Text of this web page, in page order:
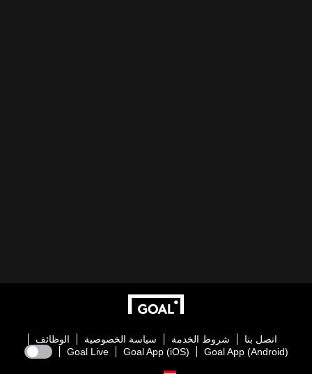
اتصل بنا شروط الخدمة سياسة الخصوصية
الوظائف
Goal App (Android)
Goal App (iOS)
Goal Live